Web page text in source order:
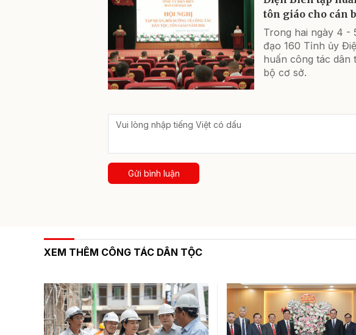
tôn giáo cho cán
Trong hai ngày 4 -
đạo 160 Tỉnh ủy
huấn công tác dân
bộ cơ sở.
Gửi bình luận
XEM THÊM CÔNG TÁC DÂN TỘC